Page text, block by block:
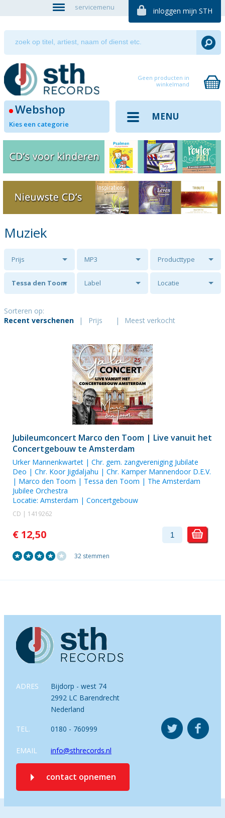
servicemenu inloggen mijn STH
Geen producten in
winkelmand
Webshop
Kies een categorie
MENU
Muziek
Prijs MP3 Producttype
Tessa den Toom Label Locatie
Sorteren op:
Recent verschenen
| Prijs | Meest verkocht
Jubileumconcert Marco den Toom | Live vanuit het
Concertgebouw te Amsterdam
Urker Mannenkwartet | Chr. gem. zangvereniging Jubilate
Deo | Chr. Koor Jigdaljahu | Chr. Kamper Mannendoor D.E.V.
| Marco den Toom | Tessa den Toom | The Amsterdam
Jubilee Orchestra
Locatie: Amsterdam | Concertgebouw
CD | 1419262
€ 12,50
32 stemmen
ADRES
Bijdorp - west 74
2992 LC Barendrecht
Nederland
TEL. 0180 - 760999
EMAIL info@sthrecords.nl
contact opnemen